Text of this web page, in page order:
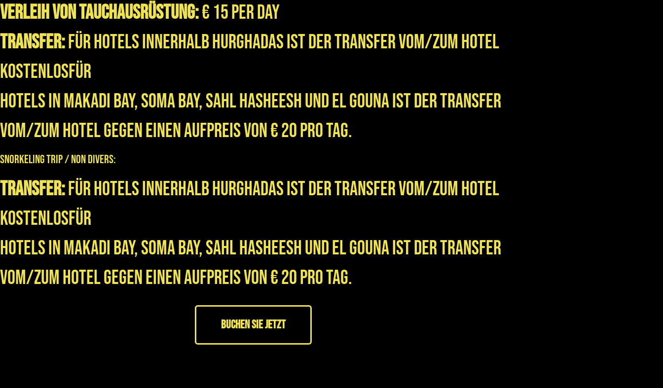
Verleih von Tauchausrüstung:€ 15 per day
Transfer:Für Hotels innerhalb Hurghadas ist der Transfer vom/zum Hotel
kostenlosFür
Hotels in Makadi Bay, Soma Bay, Sahl Hasheesh und El Gouna ist der Transfer
vom/zum Hotel gegen einen Aufpreis von € 20 pro Tag.
Snorkeling Trip / Non Divers:
Transfer:Für Hotels innerhalb Hurghadas ist der Transfer vom/zum Hotel
kostenlosFür
Hotels in Makadi Bay, Soma Bay, Sahl Hasheesh und El Gouna ist der Transfer
vom/zum Hotel gegen einen Aufpreis von € 20 pro Tag.
BUCHEN SIE JETZT